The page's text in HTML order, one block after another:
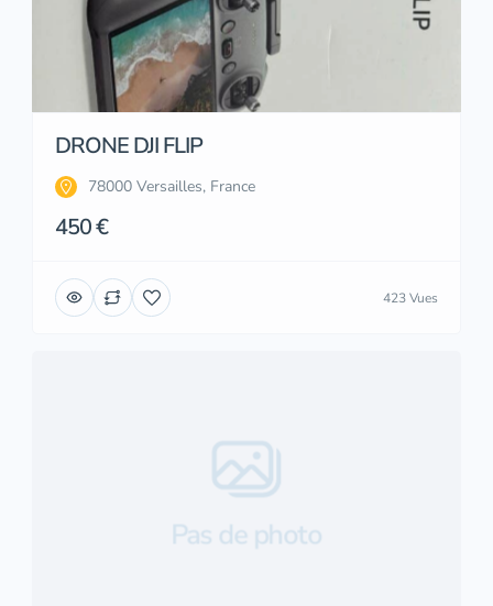
DRONE DJI FLIP
78000 Versailles, France
450 €
423 Vues
Pas de photo